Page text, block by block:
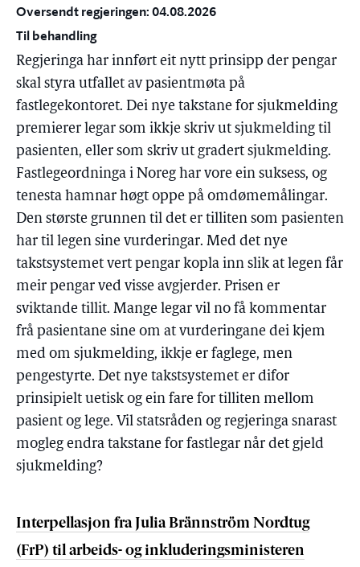
Oversendt regjeringen: 04.08.2026
Til behandling
Regjeringa har innført eit nytt prinsipp der pengar
skal styra utfallet av pasientmøta på
fastlegekontoret. Dei nye takstane for sjukmelding
premierer legar som ikkje skriv ut sjukmelding til
pasienten, eller som skriv ut gradert sjukmelding.
Fastlegeordninga i Noreg har vore ein suksess, og
tenesta hamnar høgt oppe på omdømemålingar.
Den største grunnen til det er tilliten som pasienten
har til legen sine vurderingar. Med det nye
takstsystemet vert pengar kopla inn slik at legen får
meir pengar ved visse avgjerder. Prisen er
sviktande tillit. Mange legar vil no få kommentar
frå pasientane sine om at vurderingane dei kjem
med om sjukmelding, ikkje er faglege, men
pengestyrte. Det nye takstsystemet er difor
prinsipielt uetisk og ein fare for tilliten mellom
pasient og lege. Vil statsråden og regjeringa snarast
mogleg endra takstane for fastlegar når det gjeld
sjukmelding?
Interpellasjon fra Julia Brännström Nordtug
(FrP) til arbeids- og inkluderingsministeren